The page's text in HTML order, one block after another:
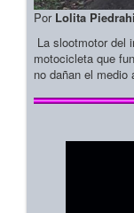
Por Lolita
La slootmotor del
motocicleta que
no dañan el medio